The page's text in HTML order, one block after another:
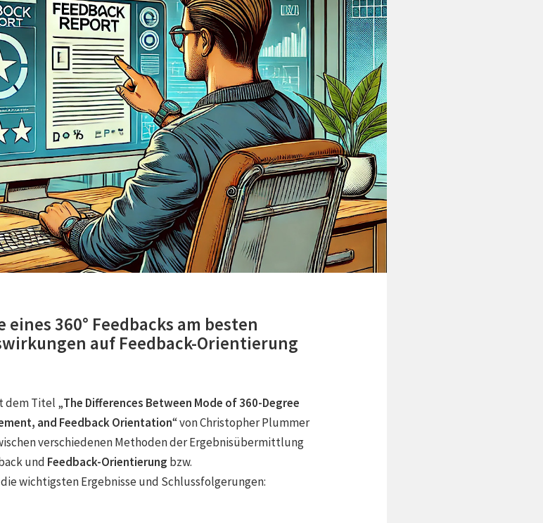
360° Feedbacks am besten
auf Feedback-Orientierung
dem Titel „The Differences Between Mode of 360-Degree
and Feedback Orientation“ von Christopher Plummer
verschiedenen Methoden der Ergebnisübermittlung
und Feedback-Orientierung bzw.
wichtigsten Ergebnisse und Schlussfolgerungen: